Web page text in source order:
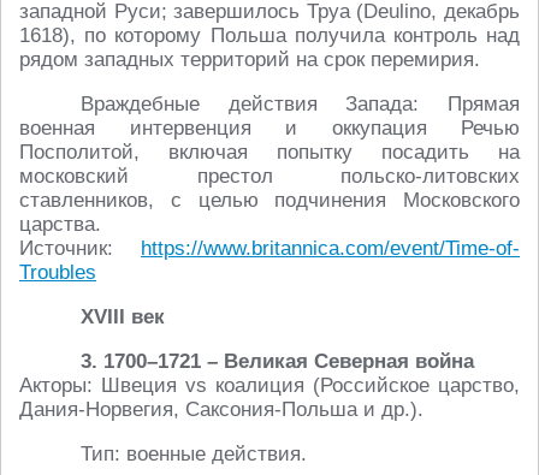
западной Руси; завершилось Труа (Deulino, декабрь
1618), по которому Польша получила контроль над
рядом западных территорий на срок перемирия.
Враждебные действия Запада: Прямая
военная интервенция и оккупация Речью
Посполитой, включая попытку посадить на
московский престол польско-литовских
ставленников, с целью подчинения Московского
царства.
Источник: https://www.britannica.com/event/Time-of-
Troubles
XVIII век
3. 1700–1721 – Великая Северная война
Акторы: Швеция vs коалиция (Российское царство,
Дания-Норвегия, Саксония-Польша и др.).
Тип: военные действия.